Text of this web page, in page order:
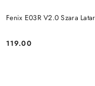
Fenix E03R V2.0 Szara
Cena:
119.00